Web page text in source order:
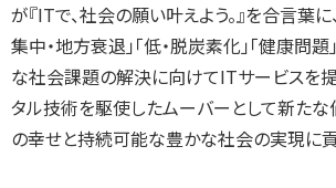
が『ITで、社会の願い叶えよう。』を合言葉に
集中・地方衰退」「低・脱炭素化」「健康問
な社会課題の解決に向けてITサービスを提
タル技術を駆使したムーバーとして新たな
の幸せと持続可能な豊かな社会の実現に貢